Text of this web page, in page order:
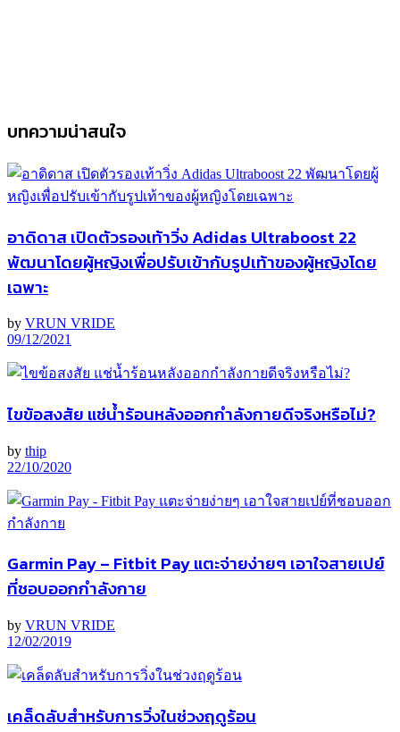
บทความน่าสนใจ
อาดิดาส เปิดตัวรองเท้าวิ่ง Adidas Ultraboost 22
พัฒนาโดยผู้หญิงเพื่อปรับเข้ากับรูปเท้าของผู้หญิงโดย
เฉพาะ
by VRUN VRIDE
09/12/2021
ไขข้อสงสัย แช่น้ำร้อนหลังออกกำลังกายดีจริงหรือไม่?
by thip
22/10/2020
Garmin Pay – Fitbit Pay แตะจ่ายง่ายๆ เอาใจสายเปย์
ที่ชอบออกกำลังกาย
by VRUN VRIDE
12/02/2019
เคล็ดลับสำหรับการวิ่งในช่วงฤดูร้อน